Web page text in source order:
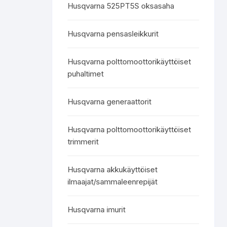
Husqvarna 525PT5S oksasaha
Husqvarna pensasleikkurit
Husqvarna polttomoottorikäyttöiset
puhaltimet
Husqvarna generaattorit
Husqvarna polttomoottorikäyttöiset
trimmerit
Husqvarna akkukäyttöiset
ilmaajat/sammaleenrepijät
Husqvarna imurit